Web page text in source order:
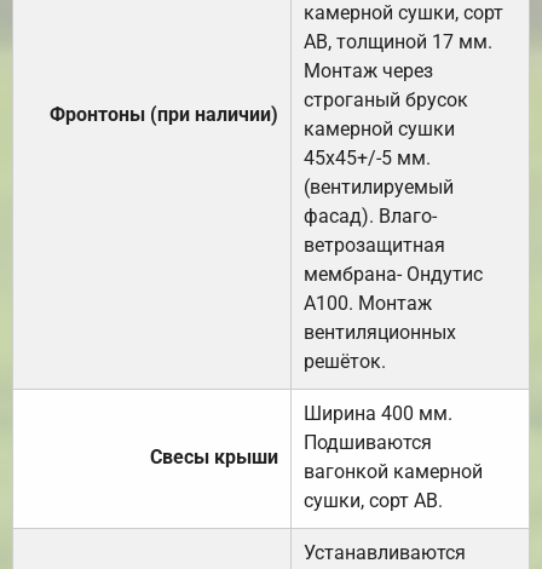
Фронтоны (при наличии)
камерной сушки, сорт
АВ, толщиной 17 мм.
Монтаж через
строганый брусок
камерной сушки
45х45+/-5 мм.
(вентилируемый
фасад). Влаго-
ветрозащитная
мембрана- Ондутис
А100. Монтаж
вентиляционных
решёток.
Свесы крыши
Ширина 400 мм.
Подшиваются
вагонкой камерной
сушки, сорт АВ.
Устанавливаются